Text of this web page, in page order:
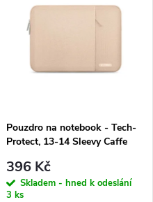
Pouzdro na notebook - Tech-
Protect, 13-14 Sleevy Caffe
396 Kč
Skladem - hned k odeslání
3 ks